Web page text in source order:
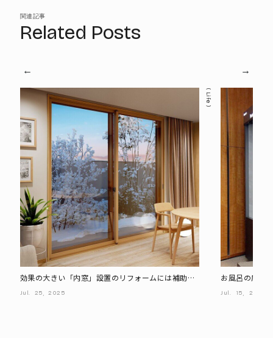
関連記事
Related Posts
Life
効果の大きい「内窓」設置のリフォームには補助金
も - パナソニックが内窓ラインナップを拡充
Jul. 25, 2025
お風呂の床は
ック ハウジン
Jul. 15, 2025